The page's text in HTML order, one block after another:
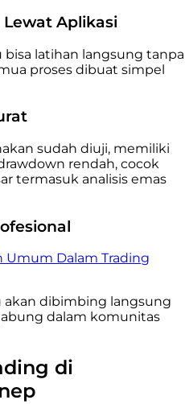
Aplikasi
bisa latihan langsung tanpa
proses dibuat simpel
sudah diuji, memiliki
rendah, cocok
termasuk analisis emas
Umum Dalam Trading
dibimbing langsung
dalam komunitas
di